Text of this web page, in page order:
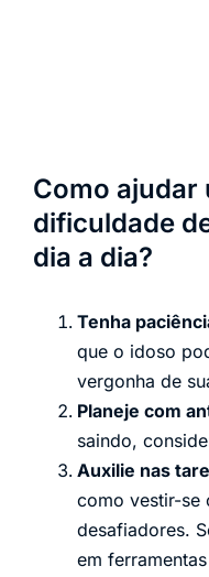
Como ajudar
dificuldade
dia a dia?
Tenha
que o idoso
vergonha de
Planeje com
saindo,
Auxilie nas
como vestir-se
desafiadores.
em